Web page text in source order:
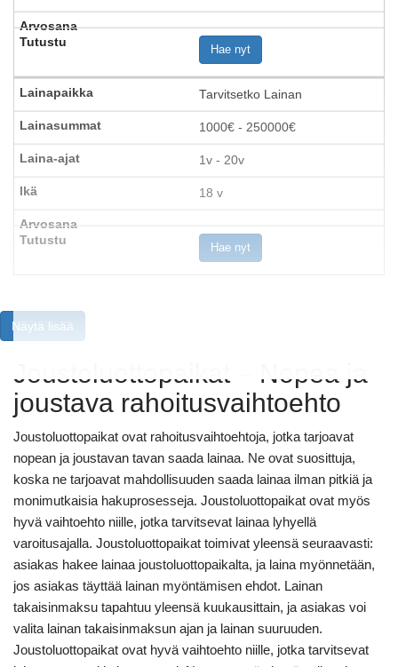
Hae nyt
Tarvitsetko Lainan
1000€ - 250000€
1v - 20v
18 v
Hae nyt
Näytä lisää
Joustoluottopaikat – Nopea ja
joustava rahoitusvaihtoehto
Joustoluottopaikat ovat rahoitusvaihtoehtoja, jotka tarjoavat
nopean ja joustavan tavan saada lainaa. Ne ovat suosittuja,
koska ne tarjoavat mahdollisuuden saada lainaa ilman pitkiä ja
monimutkaisia hakuprosesseja. Joustoluottopaikat ovat myös
hyvä vaihtoehto niille, jotka tarvitsevat lainaa lyhyellä
varoitusajalla. Joustoluottopaikat toimivat yleensä seuraavasti:
asiakas hakee lainaa joustoluottopaikalta, ja laina myönnetään,
jos asiakas täyttää lainan myöntämisen ehdot. Lainan
takaisinmaksu tapahtuu yleensä kuukausittain, ja asiakas voi
valita lainan takaisinmaksun ajan ja lainan suuruuden.
Joustoluottopaikat ovat hyvä vaihtoehto niille, jotka tarvitsevat